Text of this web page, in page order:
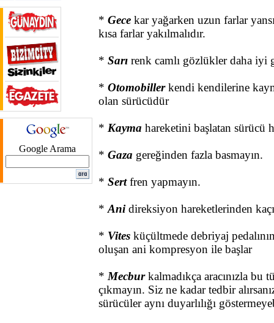
Google Arama
* Gece kar yağarken uzun farlar
kısa farlar yakılmalıdır.
* Sarı renk camlı gözlükler daha iyi
* Otomobillerkendi kendilerine
olan sürücüdür
* Kayma hareketini başlatan sürücü
* Gaza gereğinden fazla basmayın.
* Sertfren yapmayın.
* Anidireksiyon hareketlerinden
* Vites küçültmede debriyaj
oluşan ani kompresyon ile başlar
* Mecburkalmadıkça aracınızla bu
çıkmayın. Siz ne kadar tedbir
sürücüler aynı duyarlılığı